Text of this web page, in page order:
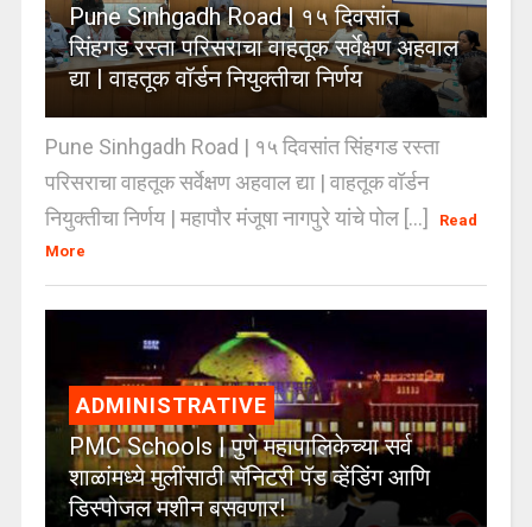
Pune Sinhgadh Road | १५ दिवसांत
सिंहगड रस्ता परिसराचा वाहतूक सर्वेक्षण अहवाल
द्या | वाहतूक वॉर्डन नियुक्तीचा निर्णय
Pune Sinhgadh Road | १५ दिवसांत सिंहगड रस्ता
परिसराचा वाहतूक सर्वेक्षण अहवाल द्या | वाहतूक वॉर्डन
नियुक्तीचा निर्णय | महापौर मंजूषा नागपुरे यांचे पोल [...]
Read
More
ADMINISTRATIVE
PMC Schools | पुणे महापालिकेच्या सर्व
शाळांमध्ये मुलींसाठी सॅनिटरी पॅड व्हेंडिंग आणि
डिस्पोजल मशीन बसवणार!